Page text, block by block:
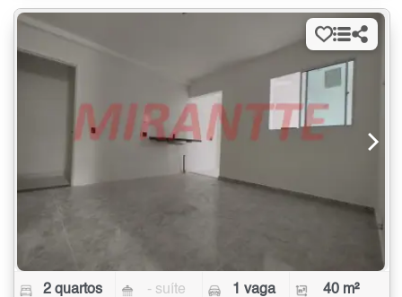
2 quartos - suíte 1 vaga 40 m²